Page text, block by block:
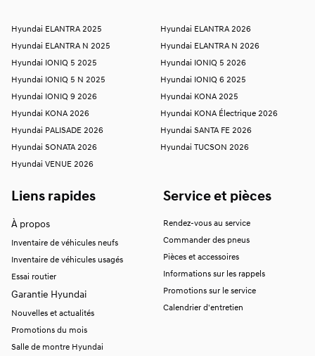
Hyundai ELANTRA 2025
Hyundai ELANTRA 2026
Hyundai ELANTRA N 2025
Hyundai ELANTRA N 2026
Hyundai IONIQ 5 2025
Hyundai IONIQ 5 2026
Hyundai IONIQ 5 N 2025
Hyundai IONIQ 6 2025
Hyundai IONIQ 9 2026
Hyundai KONA 2025
Hyundai KONA 2026
Hyundai KONA Électrique 2026
Hyundai PALISADE 2026
Hyundai SANTA FE 2026
Hyundai SONATA 2026
Hyundai TUCSON 2026
Hyundai VENUE 2026
Liens rapides
À propos
Inventaire de véhicules neufs
Inventaire de véhicules usagés
Essai routier
Garantie Hyundai
Nouvelles et actualités
Promotions du mois
Salle de montre Hyundai
Service et pièces
Rendez-vous au service
Commander des pneus
Pièces et accessoires
Informations sur les rappels
Promotions sur le service
Calendrier d'entretien